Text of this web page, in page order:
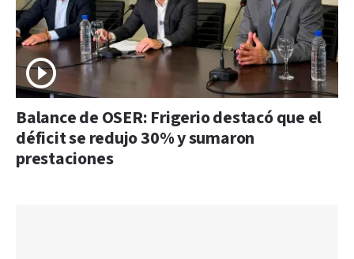
Balance de OSER: Frigerio destacó que el
déficit se redujo 30% y sumaron
prestaciones